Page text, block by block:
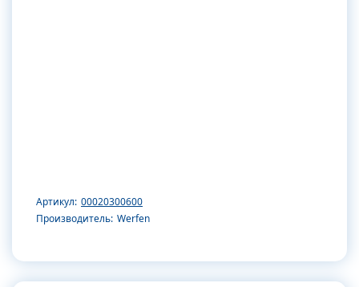
Артикул: 00020300600
Производитель: Werfen